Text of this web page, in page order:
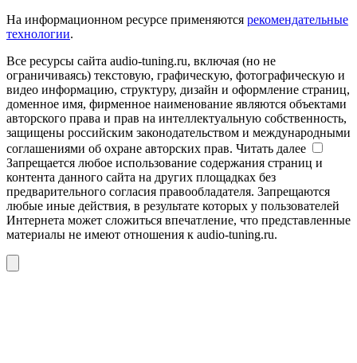
На информационном ресурсе применяются рекомендательные
технологии.
Все ресурсы сайта audio-tuning.ru, включая (но не
ограничиваясь) текстовую, графическую, фотографическую и
видео информацию, структуру, дизайн и оформление страниц,
доменное имя, фирменное наименование являются объектами
авторского права и прав на интеллектуальную собственность,
защищены российским законодательством и международными
соглашениями об охране авторских прав. Читать далее
Запрещается любое использование содержания страниц и
контента данного сайта на других площадках без
предварительного согласия правообладателя. Запрещаются
любые иные действия, в результате которых у пользователей
Интернета может сложиться впечатление, что представленные
материалы не имеют отношения к audio-tuning.ru.